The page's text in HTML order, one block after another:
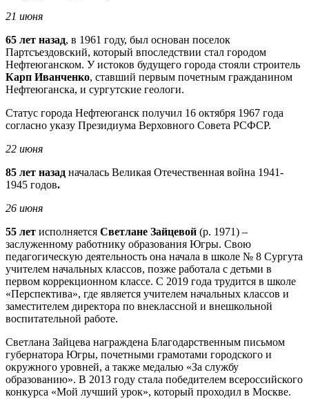
21 июня
65 лет назад, в 1961 году, был основан поселок
Партсъездовский, который впоследствии стал городом
Нефтеюганском. У истоков будущего города стояли строитель
Карп Иванченко, ставший первым почетным гражданином
Нефтеюганска, и сургутские геологи.
Статус города Нефтеюганск получил 16 октября 1967 года
согласно указу Президиума Верховного Совета РСФСР.
22 июня
85 лет назад началась Великая Отечественная война 1941-
1945 годов.
26 июня
55 лет исполняется Светлане Зайцевой (р. 1971) –
заслуженному работнику образования Югры. Свою
педагогическую деятельность она начала в школе № 8 Сургута
учителем начальных классов, позже работала с детьми в
первом коррекционном классе. С 2019 года трудится в школе
«Перспектива», где является учителем начальных классов и
заместителем директора по внеклассной и внешкольной
воспитательной работе.
Светлана Зайцева награждена Благодарственным письмом
губернатора Югры, почетными грамотами городского и
окружного уровней, а также медалью «За службу
образованию». В 2013 году стала победителем всероссийского
конкурса «Мой лучший урок», который проходил в Москве.